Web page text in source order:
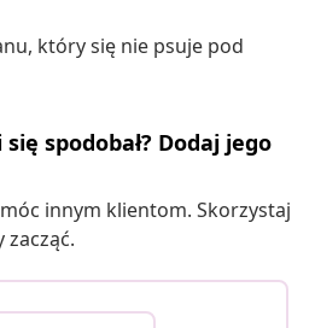
który się nie psuje pod
spodobał? Dodaj jego
innym klientom. Skorzystaj
zacząć.